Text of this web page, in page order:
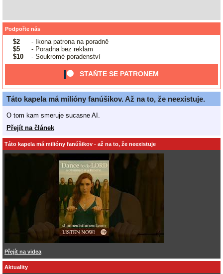
Podpořte nás
$2
- Ikona patrona na poradně
$5
- Poradna bez reklam
$10
- Soukromé poradenství
STAŇTE SE PATRONEM
Táto kapela má milióny fanúšikov. Až na to, že neexistuje.
O tom kam smeruje sucasne AI.
Přejít na článek
Táto kapela má milióny fanúšikov - až na to, že neexistuje
Přejít na videa
Aktuality